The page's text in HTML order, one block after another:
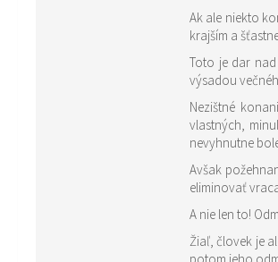
Ak ale niekto
krajším a
Toto je dar
výsadou
Nezištné
vlastných,
nevyhnutne
Avšak požehnanie zo Svetla, ktoré je odmenou
eliminovať
A nie len to!
Žiaľ, človek je